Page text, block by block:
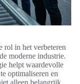
rol in het verbeteren
moderne industrie.
helpt waardevolle
optimaliseren en